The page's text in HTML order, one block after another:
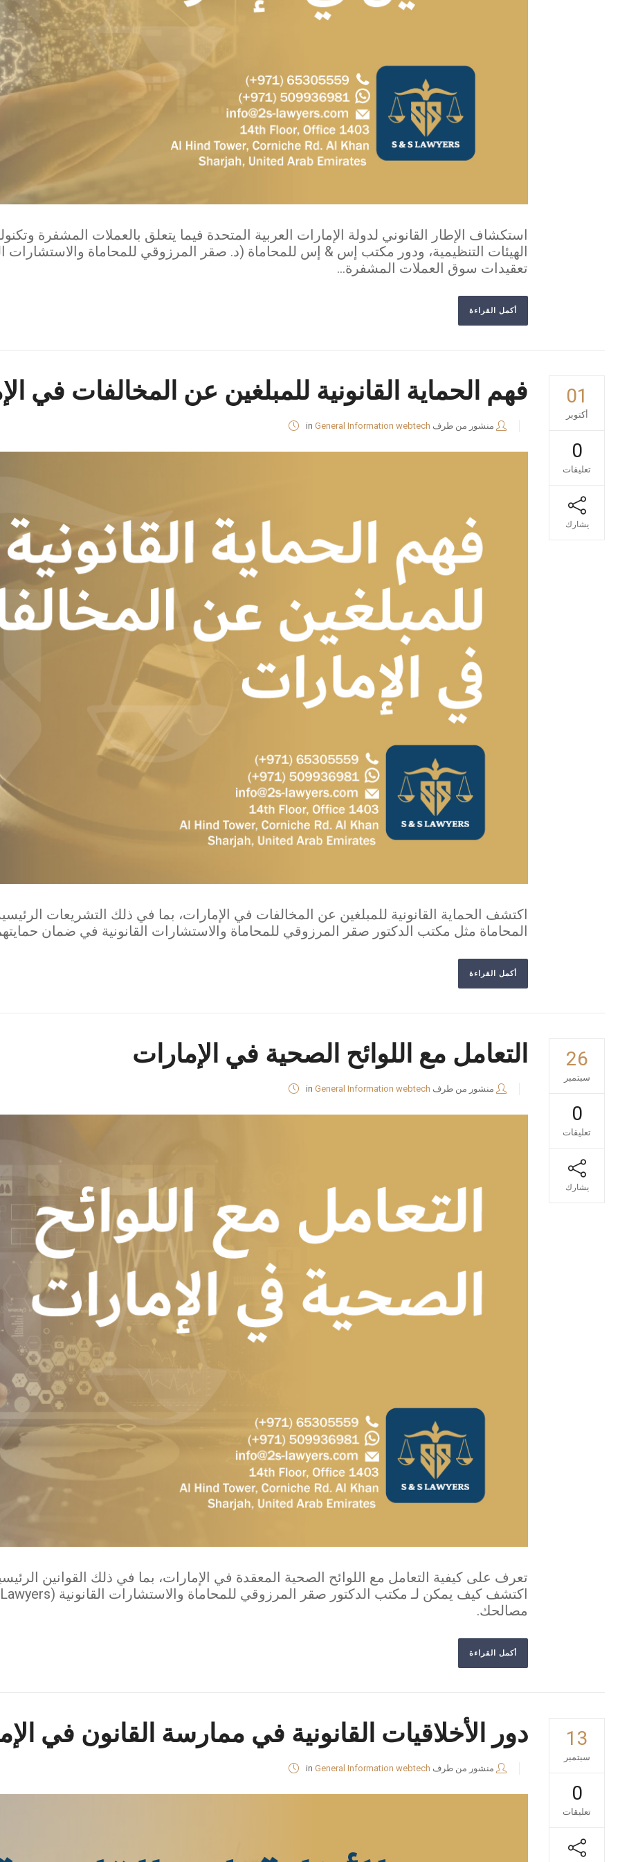
استكشاف الإطار القانوني لدولة الإمارات العربية المتحدة فيما يتعلق بالعملات المشفرة
الهيئات التنظيمية، ودور مكتب إس & إس للمحاماة (د. صقر المرزوقي للمحاماة والاستشارات
تعقيدات سوق العملات المشفرة...
أكمل القراءة
01
أكتوبر
0
تعليقات
يشارك
فهم الحماية القانونية للمبلغين عن المخالفات في
منشور من طرف webtech
in General Information
اكتشف الحماية القانونية للمبلغين عن المخالفات في الإمارات، بما في ذلك التشريعات
المحاماة مثل مكتب الدكتور صقر المرزوقي للمحاماة والاستشارات القانونية في ضمان
أكمل القراءة
26
سبتمبر
0
تعليقات
يشارك
التعامل مع اللوائح الصحية في الإمارات
منشور من طرف webtech
in General Information
تعرف على كيفية التعامل مع اللوائح الصحية المعقدة في الإمارات، بما في ذلك القوانين
مصالحك.
أكمل القراءة
13
سبتمبر
0
تعليقات
دور الأخلاقيات القانونية في ممارسة القانون في
منشور من طرف webtech
in General Information